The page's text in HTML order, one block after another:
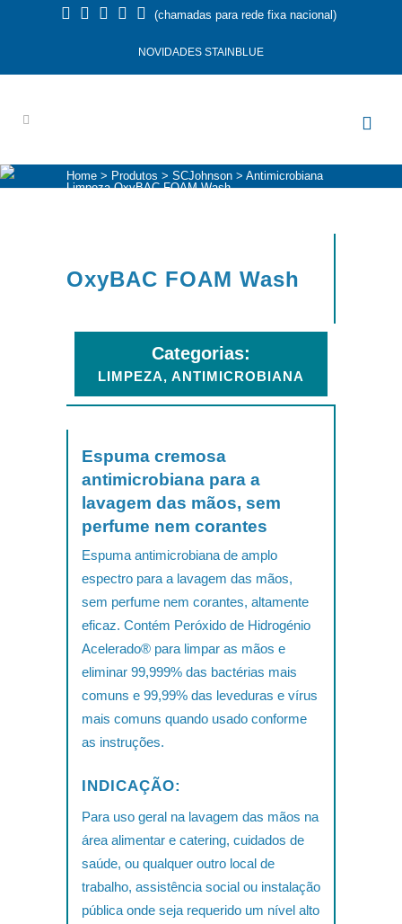
(chamadas para rede fixa nacional)
NOVIDADES STAINBLUE
Home > Produtos > SCJohnson > Antimicrobiana
Limpeza OxyBAC FOAM Wash
OxyBAC FOAM Wash
Categorias:
LIMPEZA, ANTIMICROBIANA
Espuma cremosa
antimicrobiana para a
lavagem das mãos, sem
perfume nem corantes
Espuma antimicrobiana de amplo
espectro para a lavagem das mãos,
sem perfume nem corantes, altamente
eficaz. Contém Peróxido de Hidrogénio
Acelerado® para limpar as mãos e
eliminar 99,999% das bactérias mais
comuns e 99,99% das leveduras e vírus
mais comuns quando usado conforme
as instruções.
INDICAÇÃO:
Para uso geral na lavagem das mãos na
área alimentar e catering, cuidados de
saúde, ou qualquer outro local de
trabalho, assistência social ou instalação
pública onde seja requerido um nível alto